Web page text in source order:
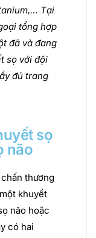
Tại
tổng hợp
đã và đang
sọ với đội
đủ trang
sọ
não
thương
khuyết
não hoặc
có hai